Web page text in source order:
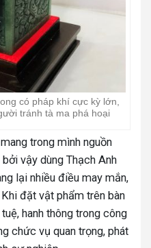
có pháp khí cực kỳ lớn,
tránh tà ma phá hoại
trong mình nguồn
vậy dùng Thạch Anh
lại nhiều điều may mắn,
đặt vật phẩm trên bàn
hanh thông trong công
chức vụ quan trọng, phát